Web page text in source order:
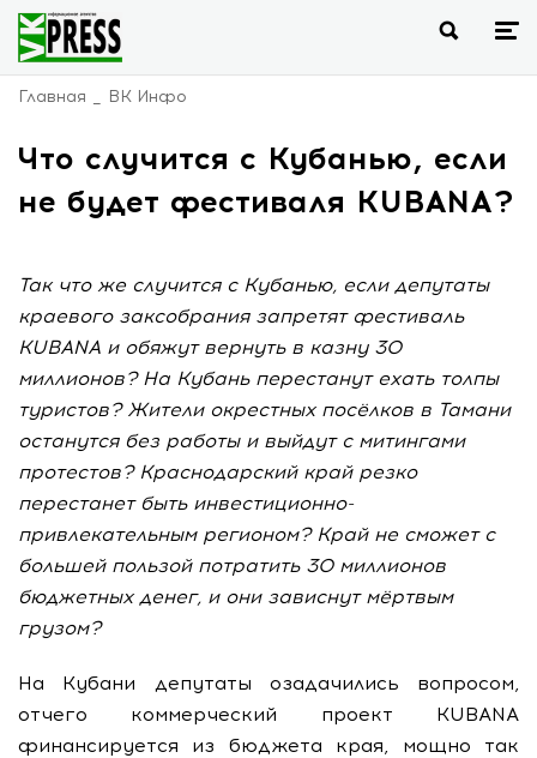
Главная ВК Инфо
Что случится с Кубанью, если
не будет фестиваля KUBANA?
Так что же случится с Кубанью, если депутаты
краевого заксобрания запретят фестиваль
KUBANA и обяжут вернуть в казну 30
миллионов? На Кубань перестанут ехать толпы
туристов? Жители окрестных посёлков в Тамани
останутся без работы и выйдут с митингами
протестов? Краснодарский край резко
перестанет быть инвестиционно-
привлекательным регионом? Край не сможет с
большей пользой потратить 30 миллионов
бюджетных денег, и они зависнут мёртвым
грузом?
На Кубани депутаты озадачились вопросом,
отчего коммерческий проект KUBANA
финансируется из бюджета края, мощно так